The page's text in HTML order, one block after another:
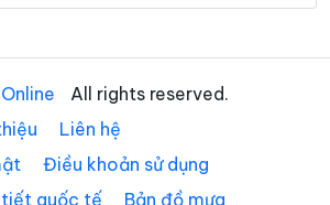
Xã Phụ Dực
Xã Quang Hưng
Xã Quỳnh An
All rights reserved.
Liên hệ
Điều khoản sử dụng
quốc tế Bản đồ mưa